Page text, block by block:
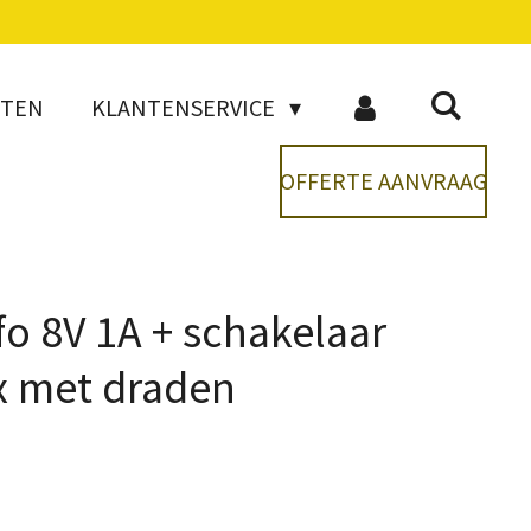
KLANTENSERVICE
OFFERTE AANVRAAG
8V 1A + schakelaar
met draden